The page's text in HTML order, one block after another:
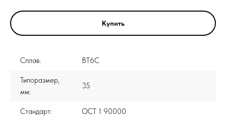
Купить
Сплав: ВТ6С
Типоразмер,
мм:
35
Стандарт: ОСТ 1 90000